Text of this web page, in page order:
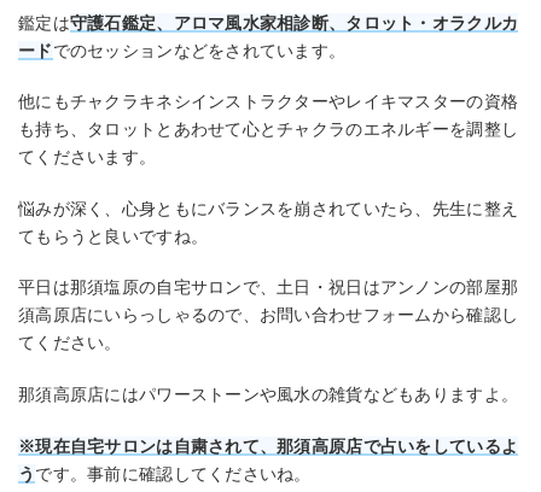
鑑定は守護石鑑定、アロマ風水家相診断、タロット・オラクルカ
ードでのセッションなどをされています。
他にもチャクラキネシインストラクターやレイキマスターの資格
も持ち、タロットとあわせて心とチャクラのエネルギーを調整し
てくださいます。
悩みが深く、心身ともにバランスを崩されていたら、先生に整え
てもらうと良いですね。
平日は那須塩原の自宅サロンで、土日・祝日はアンノンの部屋那
須高原店にいらっしゃるので、お問い合わせフォームから確認し
てください。
那須高原店にはパワーストーンや風水の雑貨などもありますよ。
※現在自宅サロンは自粛されて、那須高原店で占いをしているよ
う です。事前に確認してくださいね。